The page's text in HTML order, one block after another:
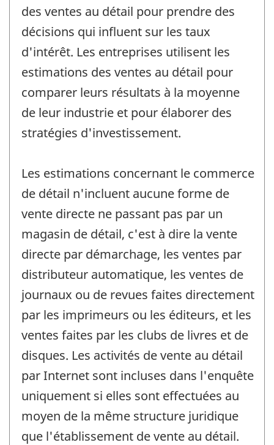
des ventes au détail pour prendre des
décisions qui influent sur les taux
d'intérêt. Les entreprises utilisent les
estimations des ventes au détail pour
comparer leurs résultats à la moyenne
de leur industrie et pour élaborer des
stratégies d'investissement.
Les estimations concernant le commerce
de détail n'incluent aucune forme de
vente directe ne passant pas par un
magasin de détail, c'est à dire la vente
directe par démarchage, les ventes par
distributeur automatique, les ventes de
journaux ou de revues faites directement
par les imprimeurs ou les éditeurs, et les
ventes faites par les clubs de livres et de
disques. Les activités de vente au détail
par Internet sont incluses dans l'enquête
uniquement si elles sont effectuées au
moyen de la même structure juridique
que l'établissement de vente au détail.